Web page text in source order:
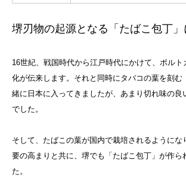
堺刃物の起源となる「たばこ包丁」
16世紀、戦国時代から江戸時代にかけて、ポルト
化が伝来します。それと同時にタバコの葉を刻む
緒に日本に入ってきましたが、あまり切れ味の良
でした。
そして、たばこの葉が国内で栽培されるようにな
要の高まりと共に、堺でも「たばこ包丁」が作ら
た。